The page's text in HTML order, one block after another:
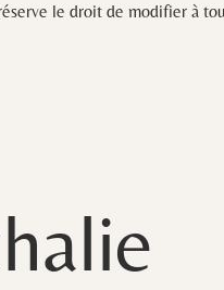
le droit de modifier à